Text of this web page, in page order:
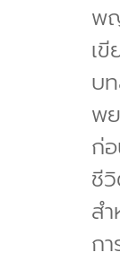
พ
เ
บ
พ
ก่
ชี
ส
ก